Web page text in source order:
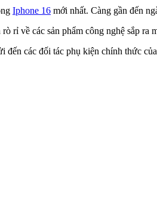
Iphone 16 mới nhất. Càng gần đến
về các sản phẩm công nghệ sắp ra
các đối tác phụ kiện chính thức